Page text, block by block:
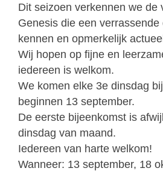
Dit seizoen verkennen we de
Genesis die een verrassende
kennen en opmerkelijk
Wij hopen op fijne en
iedereen is welkom.
We komen elke 3e dinsdag
beginnen 13 september.
De eerste bijeenkomst is
dinsdag van maand.
Iedereen van harte welkom!
Wanneer: 13 september, 18